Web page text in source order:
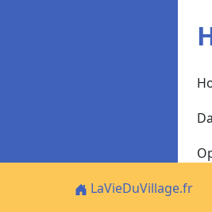
LaVieDuVillage.fr